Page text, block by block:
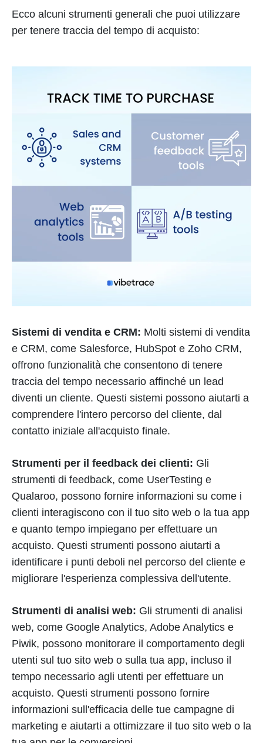
Ecco alcuni strumenti generali che puoi utilizzare
per tenere traccia del tempo di acquisto:
Sistemi di vendita e CRM: Molti sistemi di vendita
e CRM, come Salesforce, HubSpot e Zoho CRM,
offrono funzionalità che consentono di tenere
traccia del tempo necessario affinché un lead
diventi un cliente. Questi sistemi possono aiutarti a
comprendere l'intero percorso del cliente, dal
contatto iniziale all'acquisto finale.
Strumenti per il feedback dei clienti: Gli
strumenti di feedback, come UserTesting e
Qualaroo, possono fornire informazioni su come i
clienti interagiscono con il tuo sito web o la tua app
e quanto tempo impiegano per effettuare un
acquisto. Questi strumenti possono aiutarti a
identificare i punti deboli nel percorso del cliente e
migliorare l'esperienza complessiva dell'utente.
Strumenti di analisi web: Gli strumenti di analisi
web, come Google Analytics, Adobe Analytics e
Piwik, possono monitorare il comportamento degli
utenti sul tuo sito web o sulla tua app, incluso il
tempo necessario agli utenti per effettuare un
acquisto. Questi strumenti possono fornire
informazioni sull'efficacia delle tue campagne di
marketing e aiutarti a ottimizzare il tuo sito web o la